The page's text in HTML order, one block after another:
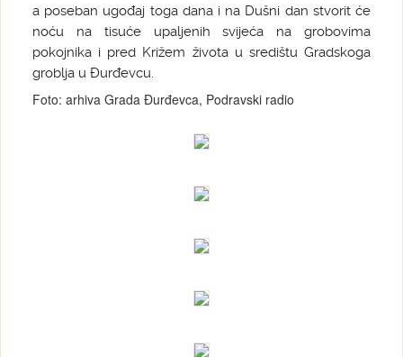
a poseban ugođaj toga dana i na Dušni dan stvorit će
noću na tisuće upaljenih svijeća na grobovima
pokojnika i pred Križem života u središtu Gradskoga
groblja u Đurđevcu.
Foto: arhiva Grada Đurđevca, Podravski radio